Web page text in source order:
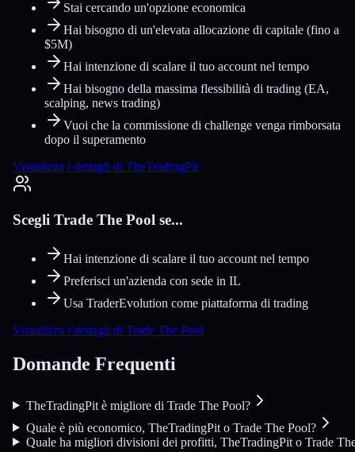
Stai cercando un'opzione economica
Hai bisogno di un'elevata allocazione di capitale (fino a
$5M)
Hai intenzione di scalare il tuo account nel tempo
Hai bisogno della massima flessibilità di trading (EA,
scalping, news trading)
Vuoi che la commissione di challenge venga rimborsata
dopo il superamento
Visualizza i dettagli di TheTradingPit
Scegli Trade The Pool se...
Hai intenzione di scalare il tuo account nel tempo
Preferisci un'azienda con sede in IL
Usa TraderEvolution come piattaforma di trading
Visualizza i dettagli di Trade The Pool
Domande Frequenti
TheTradingPit è migliore di Trade The Pool?
Quale è più economico, TheTradingPit o Trade The Pool?
Quale ha migliori divisioni dei profitti, TheTradingPit o Trade